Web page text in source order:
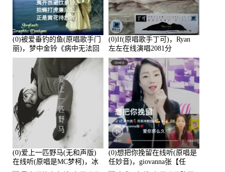
(0)被爱垂钓的鱼(原唱歌手门
丽)，梦中金铃《病中无法回
复大家》在线演唱3586分
(0)If(原唱歌手丁可)，Ryan
左左在线演唱2081分
(0)爱上一匹野马(无和声版)
在线听(原唱是MC梦柯)，冰
(0)想把你挽留在线听(原唱是
任妙音)，giovanna张【任